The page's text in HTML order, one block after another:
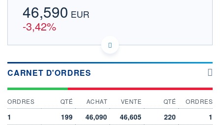
46,590 EUR
-3,42%
US0316521006 AMK
Cotation sur les autres places
CARNET D'ORDRES
ORDRES QTÉ ACHAT VENTE QTÉ ORDRES
1 199 46,090 46,605 220
1